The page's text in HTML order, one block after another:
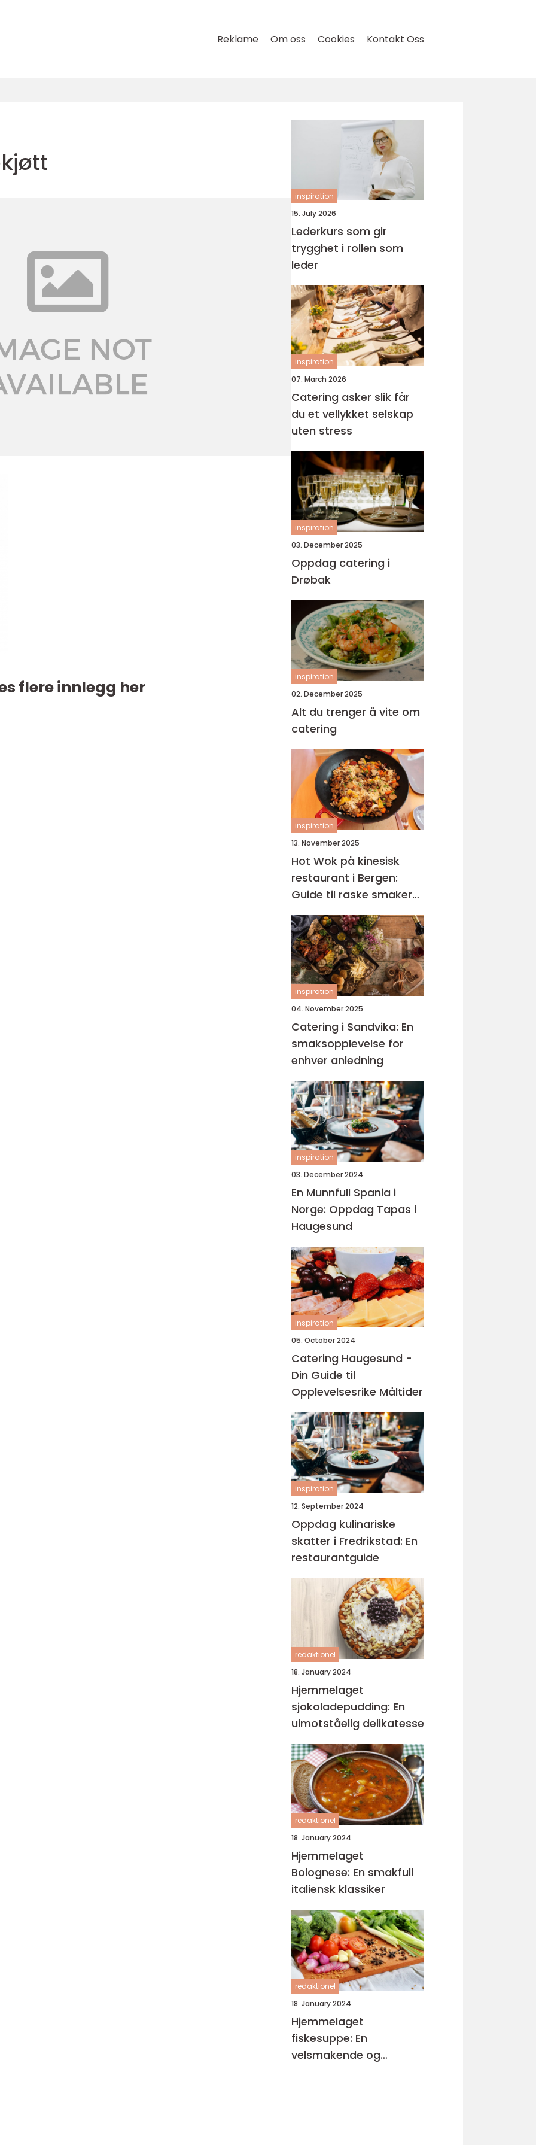
Reklame Om oss Cookies Kontakt Oss
flere innlegg her
inspiration
15. July 2026
Lederkurs som gir
trygghet i rollen som
leder
inspiration
07. March 2026
Catering asker slik får
du et vellykket selskap
uten stress
inspiration
03. December 2025
Oppdag catering i
Drøbak
inspiration
02. December 2025
Alt du trenger å vite om
catering
inspiration
13. November 2025
Hot Wok på kinesisk
restaurant i Bergen:
Guide til raske smaker
på Sotra
inspiration
04. November 2025
Catering i Sandvika: En
smaksopplevelse for
enhver anledning
inspiration
03. December 2024
En Munnfull Spania i
Norge: Oppdag Tapas i
Haugesund
inspiration
05. October 2024
Catering Haugesund -
Din Guide til
Opplevelsesrike Måltider
inspiration
12. September 2024
Oppdag kulinariske
skatter i Fredrikstad: En
restaurantguide
redaktionel
18. January 2024
Hjemmelaget
sjokoladepudding: En
uimotståelig delikatesse
redaktionel
18. January 2024
Hjemmelaget
Bolognese: En smakfull
italiensk klassiker
redaktionel
18. January 2024
Hjemmelaget
fiskesuppe: En
velsmakende og